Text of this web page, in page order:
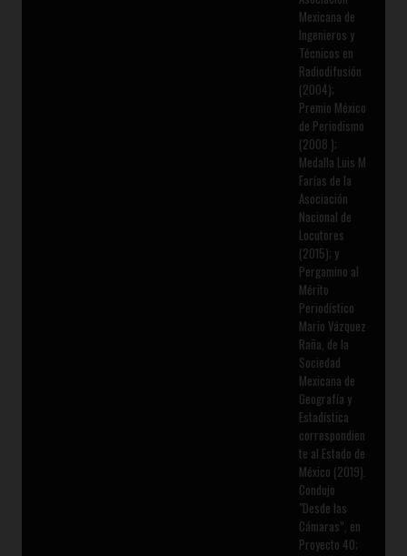
Mexicana de
Ingenieros y
Técnicos en
Radiodifusión
(2004);
Premio México
de Periodismo
(2008 );
Medalla Luis M
Farías de la
Asociación
Nacional de
Locutores
(2015); y
Pergamino al
Mérito
Periodístico
Mario Vázquez
Raña, de la
Sociedad
Mexicana de
Geografía y
Estadística
correspondien
te al Estado de
México (2019).
Condujo
"Desde las
Cámaras”, en
Proyecto 40;